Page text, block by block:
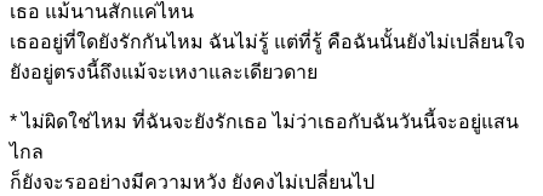
เธอ แม้นานสักแค่ไหน
เธออยู่ที่ใดยังรักกันไหม ฉันไม่รู้ แต่ที่รู้ คือฉันนั้นยังไม่เปลี่ยนใจ
ยังอยู่ตรงนี้ถึงแม้จะเหงาและเดียวดาย
* ไม่ผิดใช่ไหม ที่ฉันจะยังรักเธอ ไม่ว่าเธอกับฉันวันนี้จะอยู่แสน
ไกล
ก็ยังจะรออย่างมีความหวัง ยังคงไม่เปลี่ยนไป